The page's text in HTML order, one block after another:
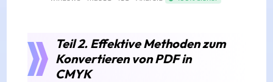
Teil 2. Effektive Methoden zum
Konvertieren von PDF in
CMYK